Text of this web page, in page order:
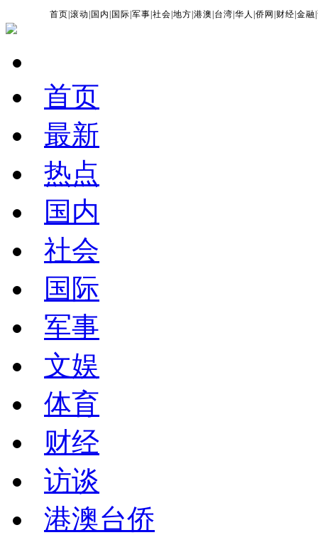
首页 |滚动 国内 国际 |军事 |社会 |地方 |港澳 台湾 |华人 |侨网 财经 |金融 |
首页
最新
热点
国内
社会
国际
军事
文娱
体育
财经
访谈
港澳台侨